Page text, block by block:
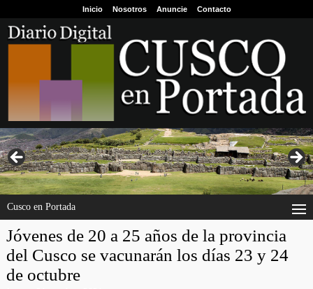
Inicio Nosotros Anuncie Contacto
Cusco en Portada
Jóvenes de 20 a 25 años de la provincia
del Cusco se vacunarán los días 23 y 24
de octubre